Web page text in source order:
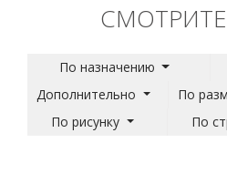
По назначению
Дополнительно
По
По рисунку
По